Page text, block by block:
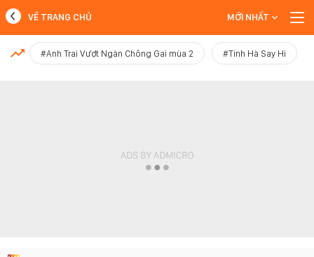
MỚI NHẤT
VỀ TRANG CHỦ MỚI NHẤT
#Anh Trai Vượt Ngàn Chông Gai mùa 2 #Tinh Hà Say Hi